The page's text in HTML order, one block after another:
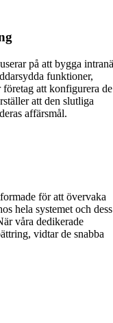
på att bygga
funktioner,
att konfigurera de
att den slutliga
affärsmål.
för att övervaka
hela systemet och dess
våra dedikerade
vidtar de snabba